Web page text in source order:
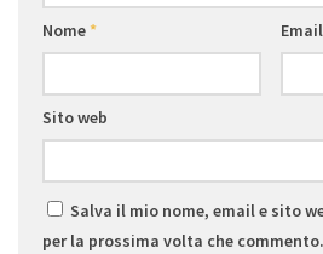
Nome* Email
Sito web
Salva il mio nome, email e sito
per la prossima volta che commento.